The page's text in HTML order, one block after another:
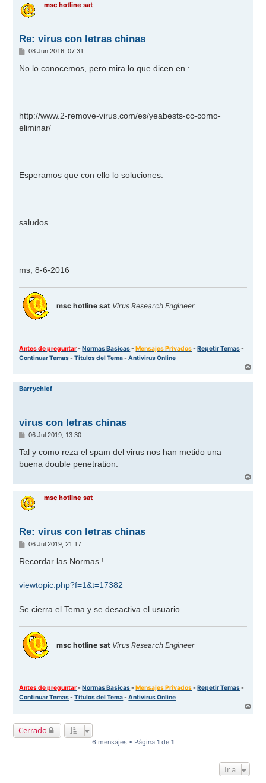
msc hotline sat
Re: virus con letras chinas
M
n
s
08 Jun 2016, 07:31
No lo conocemos, pero mira lo que dicen en :
http://www.2-remove-virus.com/es/yeabests-cc-como-
eliminar/
Esperamos que con ello lo soluciones.
saludos
ms, 8-6-2016
msc hotline sat Virus Research Engineer
Antes de preguntar-Normas Basicas-Mensajes Privados-Repetir Temas-
Continuar Temas-Titulos del Tema-Antivirus Online
r
Barrychief
virus con letras chinas
M
n
s
a
06 Jul 2019, 13:30
Tal y como reza el spam del virus nos han metido una
buena double penetration.
r
msc hotline sat
Re: virus con letras chinas
M
n
e
06 Jul 2019, 21:17
Recordar las Normas !
viewtopic.php?f=1&t=17382
Se cierra el Tema y se desactiva el usuario
msc hotline sat Virus Research Engineer
Antes de preguntar-Normas Basicas-Mensajes Privados-Repetir Temas-
Continuar Temas-Titulos del Tema-Antivirus Online
Cerrado
6 mensajes • Página 1 de 1
Ir a